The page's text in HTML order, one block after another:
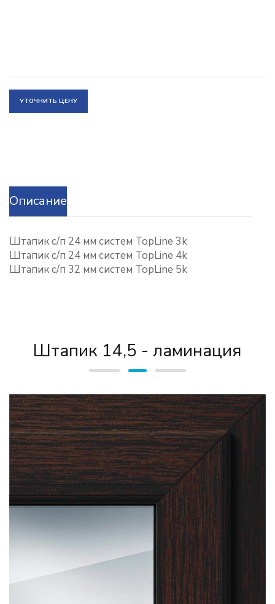
УТОЧНИТЬ ЦЕНУ
Описание
Штапик с/п 24 мм систем TopLine 3k
Штапик с/п 24 мм систем TopLine 4k
Штапик с/п 32 мм систем TopLine 5k
Штапик 14,5 - ламинация